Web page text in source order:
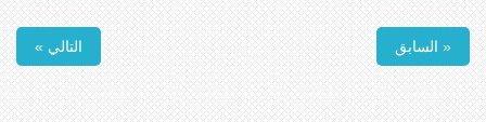
« السابق التالي »